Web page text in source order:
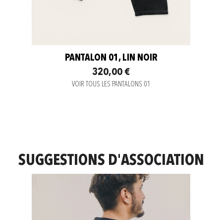
PANTALON 01, LIN NOIR
320,00 €
VOIR TOUS LES PANTALONS 01
SUGGESTIONS D'ASSOCIATION